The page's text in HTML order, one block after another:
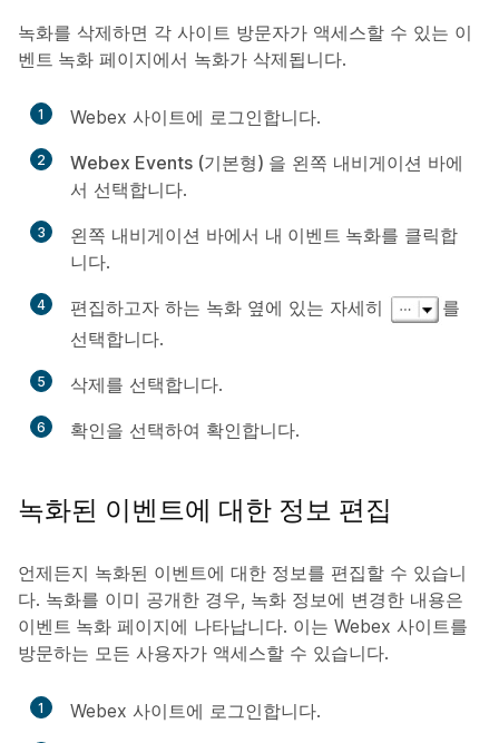
녹화를 삭제하면 각 사이트 방문자가 액세스할 수 있는 이
벤트 녹화 페이지에서 녹화가 삭제됩니다.
1 Webex 사이트에 로그인합니다.
2 Webex Events (기본형) 을 왼쪽 내비게이션 바에
서 선택합니다.
3 왼쪽 내비게이션 바에서 내 이벤트 녹화를 클릭합
니다.
4 편집하고자 하는 녹화 옆에 있는 자세히
를
선택합니다.
5 삭제를 선택합니다.
6 확인을 선택하여 확인합니다.
녹화된 이벤트에 대한 정보 편집
언제든지 녹화된 이벤트에 대한 정보를 편집할 수 있습니
다. 녹화를 이미 공개한 경우, 녹화 정보에 변경한 내용은
이벤트 녹화 페이지에 나타납니다. 이는 Webex 사이트를
방문하는 모든 사용자가 액세스할 수 있습니다.
1 Webex 사이트에 로그인합니다.